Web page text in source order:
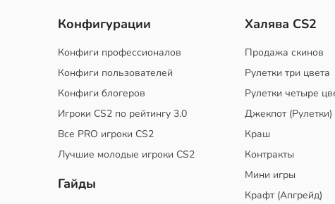
Конфигурации
Конфиги профессионалов
Конфиги пользователей
Конфиги блогеров
Игроки CS2 по рейтингу 3.0
Все PRO игроки CS2
Лучшие молодые игроки CS2
Гайды
Халява CS2
Продажа скинов
Рулетки три цвета
Рулетки четыре
Джекпот (Рулетки)
Краш
Контракты
Мини игры
Крафт (Апгрейд)